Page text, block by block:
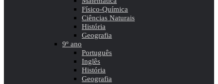
Físico-Química
Ciências Naturais
História
Geografia
9º ano
Português
Inglês
História
Geografia